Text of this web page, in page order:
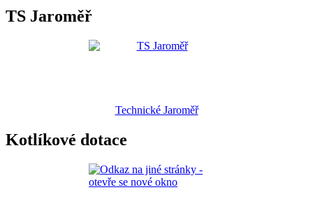
TS Jaroměř
Technické Jaroměř
Kotlíkové dotace